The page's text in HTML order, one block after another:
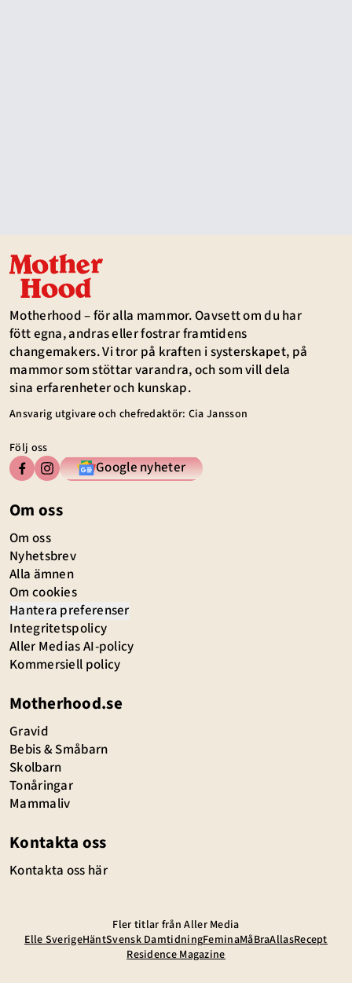
Motherhood – för alla mammor. Oavsett om du har
fött egna, andras eller fostrar framtidens
changemakers. Vi tror på kraften i systerskapet, på
mammor som stöttar varandra, och som vill dela
sina erfarenheter och kunskap.
Ansvarig utgivare och chefredaktör: Cia Jansson
Följ oss
Google nyheter
Om oss
Om oss
Nyhetsbrev
Alla ämnen
Om cookies
Hantera preferenser
Integritetspolicy
Aller Medias AI-policy
Kommersiell policy
Motherhood.se
Gravid
Bebis & Småbarn
Skolbarn
Tonåringar
Mammaliv
Kontakta oss
Kontakta oss här
Fler titlar från Aller Media
Elle SverigeHäntSvensk DamtidningFeminaMåBraAllasRecept
Residence Magazine